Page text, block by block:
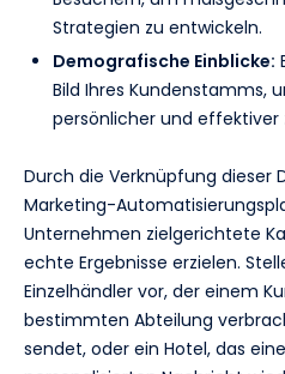
Strategien zu entwickeln.
Demografische Einblicke:
Bild Ihres Kundenstamms,
persönlicher und effektiver
Durch die Verknüpfung dieser
Marketing-
Unternehmen zielgerichtete
echte Ergebnisse erzielen.
Einzelhändler vor, der einem
bestimmten Abteilung
sendet, oder ein Hotel, das